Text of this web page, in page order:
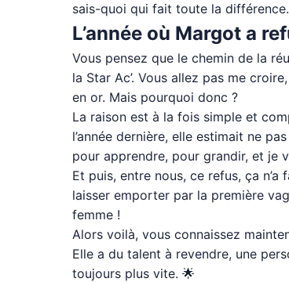
sais-quoi qui fait toute la
L’année où Margot a
Vous pensez que le chemin de la
la Star Ac’. Vous allez pas me
en or. Mais pourquoi donc ?
La raison est à la fois simple et
l’année dernière, elle estimait ne
pour apprendre, pour grandir, et je
Et puis, entre nous, ce refus, ça n’a
laisser emporter par la première
femme !
Alors voilà, vous connaissez
Elle a du talent à revendre, une
toujours plus vite. 🌟